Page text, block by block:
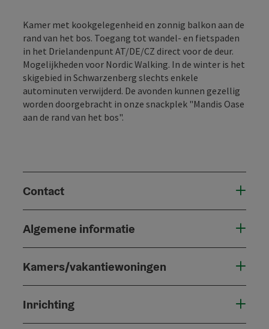
Kamer met kookgelegenheid en zonnig balkon aan de
rand van het bos. Toegang tot wandel- en fietspaden
in het Drielandenpunt AT/DE/CZ direct voor de deur.
Mogelijkheden voor Nordic Walking. In de winter is het
skigebied in Schwarzenberg slechts enkele
autominuten verwijderd. De avonden kunnen gezellig
worden doorgebracht in onze snackplek "Mandis Oase
aan de rand van het bos".
Contact
Algemene informatie
Kamers/vakantiewoningen
Inrichting